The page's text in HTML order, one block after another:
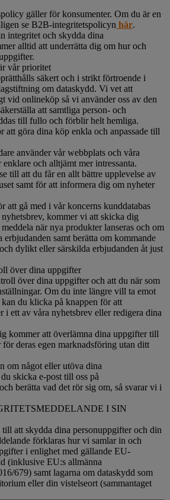
gäller för konsumenter. Om du är en
se B2B-integritetspolicyn här.
integritet och skydda dina
alltid att underrätta dig om hur och
vår prioritet
säkert och i strikt förtroende i
om dataskydd. Vi vet att
vid onlineköp så vi använder oss av den
att samtliga person- och
till fullo och förblir helt hemliga.
att göra dina köp enkla och anpassade till
använder vår webbplats och våra
och alltjämt mer intressanta.
till att du får en allt bättre upplevelse av
samt för att informera dig om nyheter
att gå med i vår koncerns kunddatabas
kommer vi att skicka dig
när nya produkter lanseras och om
samt berätta om kommande
dylikt eller särskilda erbjudanden åt just
över dina uppgifter
över dina uppgifter och att du när som
Om du inte längre vill ta emot
du klicka på knappen för att
i ett av våra nyhetsbrev eller redigera dina
kommer att överlämna dina uppgifter till
för deras egen marknadsföring utan ditt
om något eller utöva dina
skicka e-post till oss på
och berätta vad det rör sig om, så svarar vi i
I SIN
att skydda dina personuppgifter och din
förklaras hur vi samlar in och
i enlighet med gällande EU-
(inklusive EU:s allmänna
679) samt lagarna om dataskydd som
eller din vistelseort (sammantaget